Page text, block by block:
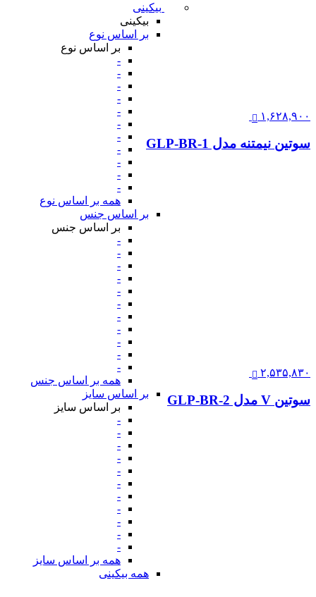
بیکینی
بیکینی
بر اساس نوع
بر اساس نوع
-
-
-
-
-
-
-
-
-
-
-
همه بر اساس نوع
بر اساس جنس
بر اساس جنس
-
-
-
-
-
-
-
-
-
-
-
همه بر اساس جنس
بر اساس سایز
بر اساس سایز
-
-
-
-
-
-
-
-
-
-
-
همه بر اساس سایز
همه بیکینی
۱,۶۲۸,۹۰۰
سوتین نیمتنه مدل GLP-BR-1
۲,۵۳۵,۸۳۰
سوتین V مدل GLP-BR-2